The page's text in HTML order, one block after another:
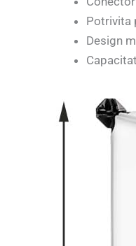
Potrivita
Design